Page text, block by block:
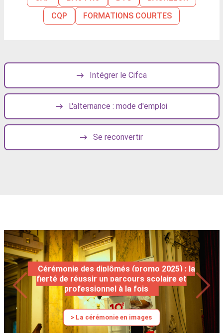
CQP
FORMATIONS COURTES
Intégrer le Cifca
L'alternance : mode d'emploi
Se reconvertir
Cérémonie des diplômés (promo 2025) : la
fierté de réussir un parcours scolaire et
professionnel à la fois
> La cérémonie en images